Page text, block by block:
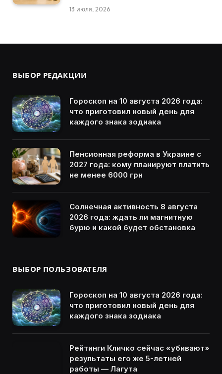
13 июля, 2026
ВЫБОР РЕДАКЦИИ
Гороскоп на 10 августа 2026 года:
что приготовил новый день для
каждого знака зодиака
Пенсионная реформа в Украине с
2027 года: кому планируют платить
не менее 6000 грн
Солнечная активность 8 августа
2026 года: ждать ли магнитную
бурю и какой будет обстановка
ВЫБОР ПОЛЬЗОВАТЕЛЯ
Гороскоп на 10 августа 2026 года:
что приготовил новый день для
каждого знака зодиака
Рейтинги Кличко сейчас «убивают»
результаты его же 5-летней
работы — Лагута